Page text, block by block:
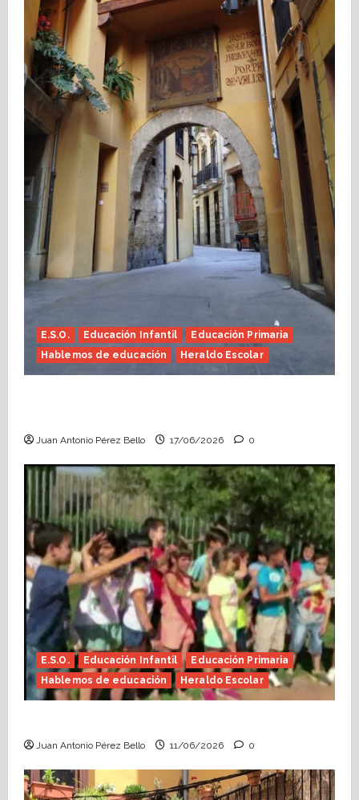
E.S.O. Educación Infantil
Educación Primaria
Hablemos de educación
Heraldo Escolar
Juan Antonio Pérez Bello 17/06/2026 0
E.S.O. Educación Infantil
Educación Primaria
Hablemos de educación
Heraldo Escolar
Juan Antonio Pérez Bello 11/06/2026 0